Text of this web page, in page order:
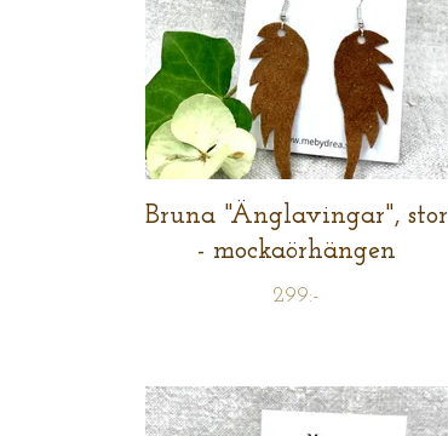
Bruna "Änglavingar", stor
- mockaörhängen
299:-